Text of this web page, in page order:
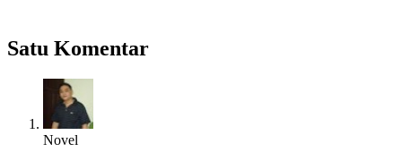
Satu Komentar
Novel